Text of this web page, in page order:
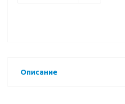
Описание